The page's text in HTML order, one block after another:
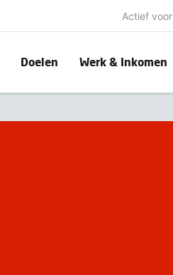
Actief
Doelen Werk & Inkomen